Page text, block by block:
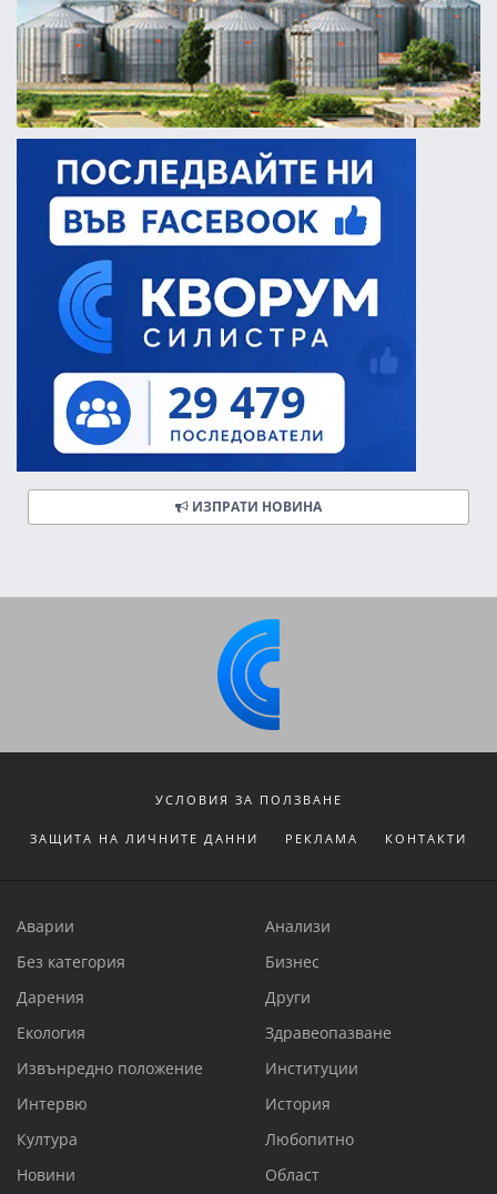
ИЗПРАТИ НОВИНА
УСЛОВИЯ ЗА ПОЛЗВАНЕ
ЗАЩИТА НА ЛИЧНИТЕ ДАННИ РЕКЛАМА КОНТАКТИ
Аварии
Анализи
Без категория
Бизнес
Дарения
Други
Екология
Здравеопазване
Извънредно положение
Институции
Интервю
История
Култура
Любопитно
Новини
Област